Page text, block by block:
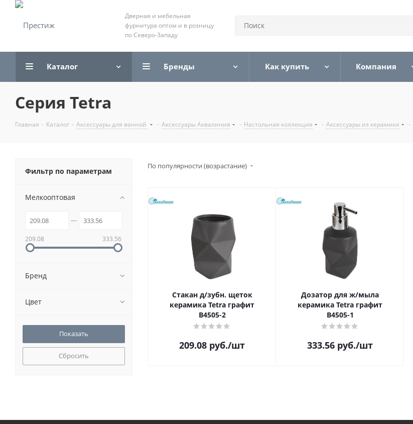
Дверная и мебельная
фурнитура оптом и в розницу
по Северо-Западу
Каталог Бренды Как купить Компания
Серия Tetra
Главная - Каталог - Аксессуары для ванной - Аксессуары Аквалиния - Настольная коллекция - Аксессуары из керамики -
По популярности (возрастание)
Стакан д/зубн. щеток
керамика Tetra графит
B4505-2
209.08 руб./шт
Дозатор для ж/мыла
керамика Tetra графит
B4505-1
333.56 руб./шт
Фильтр по параметрам
Мелкооптовая
209.08 333.56
Бренд
Цвет
Сбросить